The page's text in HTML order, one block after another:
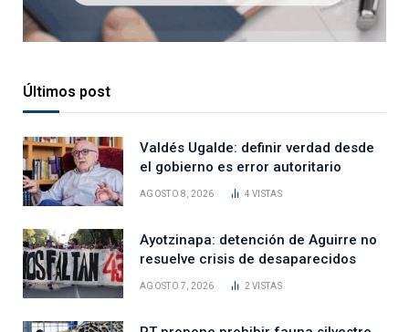
Últimos post
Valdés Ugalde: definir verdad desde
el gobierno es error autoritario
AGOSTO 8, 2026 4VISTAS
Ayotzinapa: detención de Aguirre no
resuelve crisis de desaparecidos
AGOSTO 7, 2026 2VISTAS